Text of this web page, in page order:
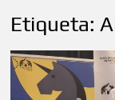
Etiqueta: